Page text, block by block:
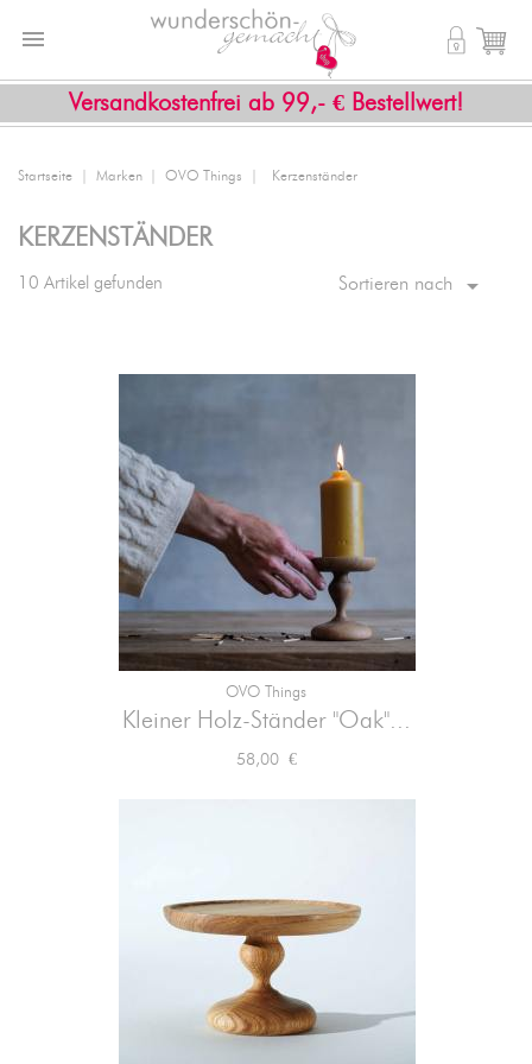
Versandkostenfrei ab 99,- € Bestellwert!
 shopping_cart

Startseite Marken OVO Things Kerzenständer
KERZENSTÄNDER
10 Artikel gefunden Sortieren nach 
OVO Things
Kleiner Holz-Ständer "Oak"...
Preis
58,00 €